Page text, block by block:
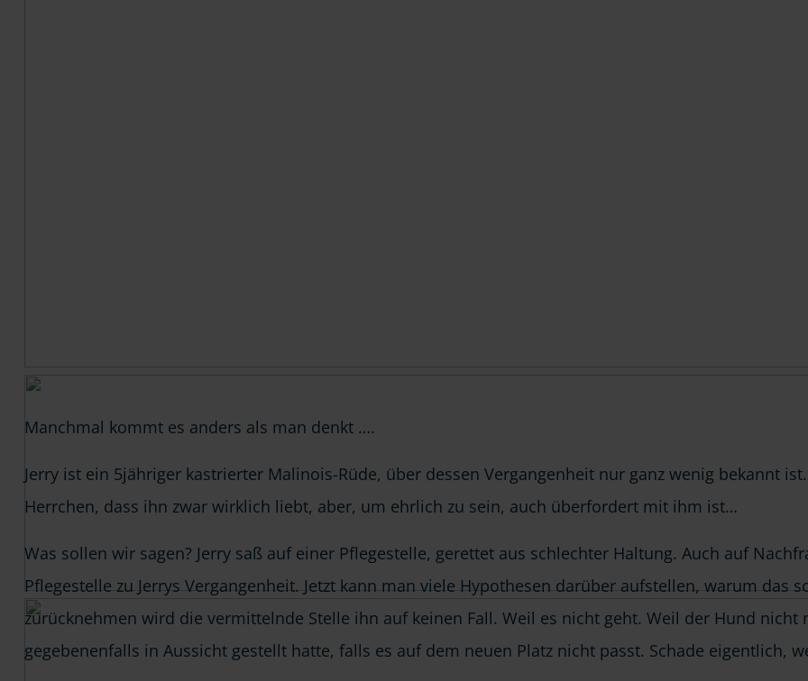
Manchmal kommt es anders als man denkt ….
Jerry ist ein 5jähriger kastrierter Malinois-Rüde, über dessen Vergangenheit nur ganz wenig bekannt
Herrchen, dass ihn zwar wirklich liebt, aber, um ehrlich zu sein, auch überfordert mit ihm ist…
Was sollen wir sagen? Jerry saß auf einer Pflegestelle, gerettet aus schlechter Haltung. Auch auf
Pflegestelle zu Jerrys Vergangenheit. Jetzt kann man viele Hypothesen darüber aufstellen, warum das
zurücknehmen wird die vermittelnde Stelle ihn auf keinen Fall. Weil es nicht geht. Weil der Hund
gegebenenfalls in Aussicht gestellt hatte, falls es auf dem neuen Platz nicht passt. Schade eigentlich,